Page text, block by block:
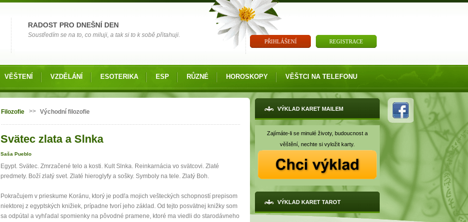
RADOST PRO DNEŠNÍ DEN
Soustředím se na to, co miluji, a tak si to k sobě přitahuji.
PŘIHLÁŠENÍ REGISTRACE
VĚŠTENÍ VZDĚLÁNÍ ESOTERIKA ESP RŮZNÉ HOROSKOPY VĚŠTCI NA TELEFONU
Jste zde
Filozofie >> Východní filozofie
Svätec zlata a Slnka
Saša Pueblo
Egypt. Svätec. Zmrzačené telo a kosti. Kult Slnka. Reinkarnácia vo svätcovi. Zlaté
predmety. Boží zlatý svet. Zlaté hieroglyfy a sošky. Symboly na tele. Zlatý Boh.
Pokračujem v prieskume Koránu, ktorý je podľa mojich vešteckých schopností prepisom
niektorej z egyptských knižiek, prípadne tvorí jeho základ. Od tejto posvätnej knižky som
sa odpútal a vyhľadal spomienky na pôvodné pramene, ktoré ma viedli do starodávneho
VÝKLAD KARET MAILEM
Zajímáte-li se minulé životy, budoucnost a
věštění, nechte si vyložit karty.
VÝKLAD KARET TAROT